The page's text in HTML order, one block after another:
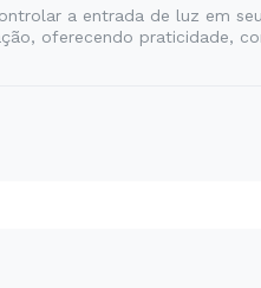
a entrada de luz em
oferecendo praticidade,